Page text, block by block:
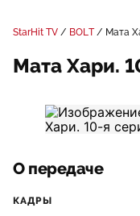
StarHit TV BOLT Мата
Мата Хари.
О передаче
КАДРЫ